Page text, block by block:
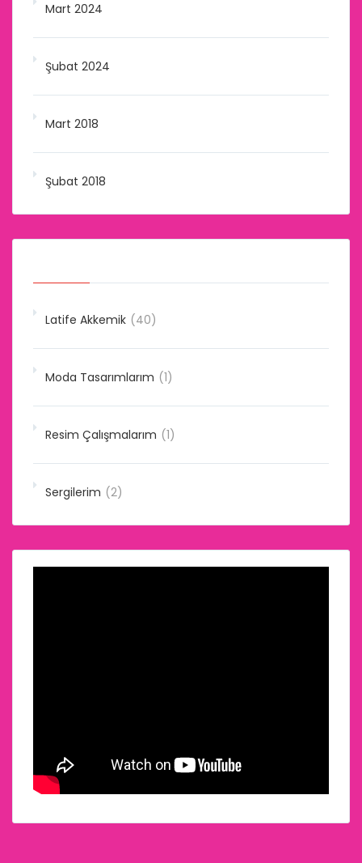
Mart 2024
Şubat 2024
Mart 2018
Şubat 2018
Latife Akkemik (40)
Moda Tasarımlarım (1)
Resim Çalışmalarım (1)
Sergilerim (2)